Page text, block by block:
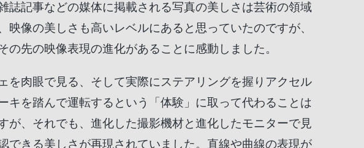
誌記事などの媒体に掲載される写真の美しさは芸術の領域
映像の美しさも高いレベルにあると思っていたのですが、
の先の映像表現の進化があることに感動しました。
を肉眼で見る、そして実際にステアリングを握りアクセル
キを踏んで運転するという「体験」に取って代わることは
が、それでも、進化した撮影機材と進化したモニターで見
できる美しさが再現されていました。直線や曲線の表現が